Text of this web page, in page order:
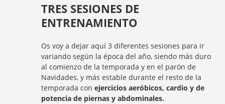
TRES SESIONES DE
ENTRENAMIENTO
Os voy a dejar aquí 3 diferentes sesiones para ir
variando según la época del año, siendo más duro
al comienzo de la temporada y en el parón de
Navidades, y más estable durante el resto de la
temporada conejercicios aeróbicos, cardio y de
potencia de piernas y abdominales.